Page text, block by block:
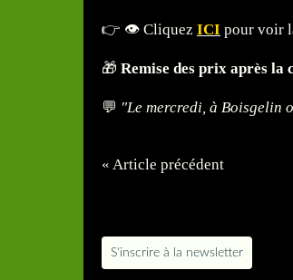
👉 👁️ Cliquez ICI pour voir
🎁 Remise des prix après la
💬 "Le mercredi, à Boisgelin
« Article précédent
S'inscrire à la newsletter